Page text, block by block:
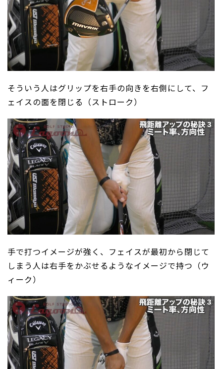
そういう人はグリップを右手の向きを右側にして、フ
ェイスの面を閉じる（ストローク）
手で打つイメージが強く、フェイスが最初から閉じて
しまう人は右手をかぶせるようなイメージで持つ（ウ
ィーク）